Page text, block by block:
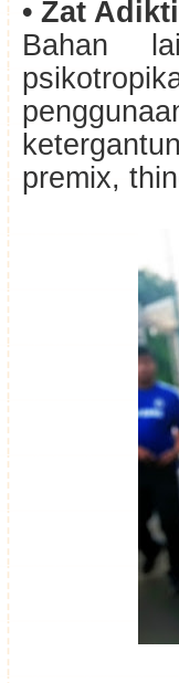
• Zat
Bahan
premix,